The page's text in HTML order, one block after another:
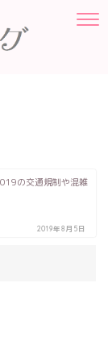
の交通規制や混雑
2019年8月5日